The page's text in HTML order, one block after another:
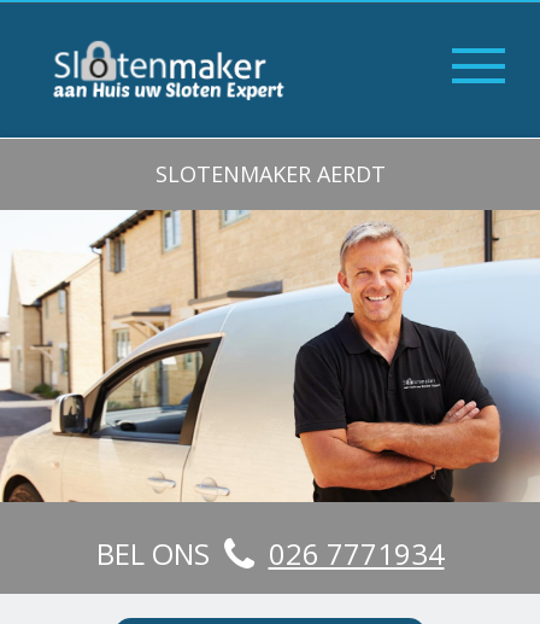
SLOTENMAKER AERDT
BEL ONS 026 7771934